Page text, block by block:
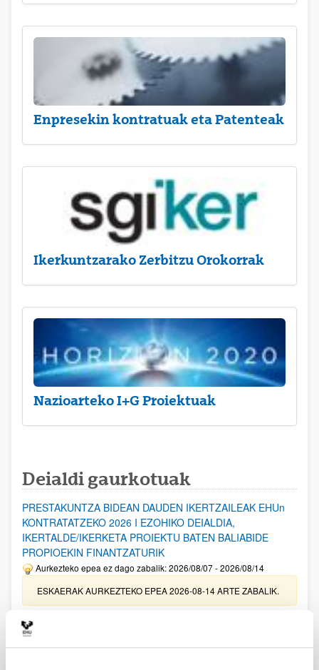
Enpresekin kontratuak eta Patenteak
Ikerkuntzarako Zerbitzu Orokorrak
Nazioarteko I+G Proiektuak
Deialdi gaurkotuak
PRESTAKUNTZA BIDEAN DAUDEN IKERTZAILEAK EHUn
KONTRATATZEKO 2026 I EZOHIKO DEIALDIA,
IKERTALDE/IKERKETA PROIEKTU BATEN BALIABIDE
PROPIOEKIN FINANTZATURIK
Aurkezteko epea ez dago zabalik: 2026/08/07 - 2026/08/14
ESKAERAK AURKEZTEKO EPEA 2026-08-14 ARTE ZABALIK.
UPV/EHUn Azpiegitura Zientifikoa eta Funts Bibliografikoak
erosi eta berritzeko laguntzak 2026